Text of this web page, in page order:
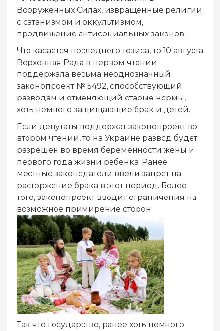
Вооружённых Силах, извращённые религии
с сатанизмом и оккультизмом,
продвижение антисоциальных законов.
Что касается последнего тезиса, то 10 августа
Верховная Рада в первом чтении
поддержала весьма неоднозначный
законопроект № 5492, способствующий
разводам и отменяющий старые нормы,
хоть немного защищающие брак и детей.
Если депутаты поддержат законопроект во
втором чтении, то на Украине развод будет
разрешен во время беременности жены и
первого года жизни ребенка. Ранее
местные законодатели ввели запрет на
расторжение брака в этот период. Более
того, законопроект вводит ограничения на
возможное примирение сторон.
Так что государство, ранее хоть немного